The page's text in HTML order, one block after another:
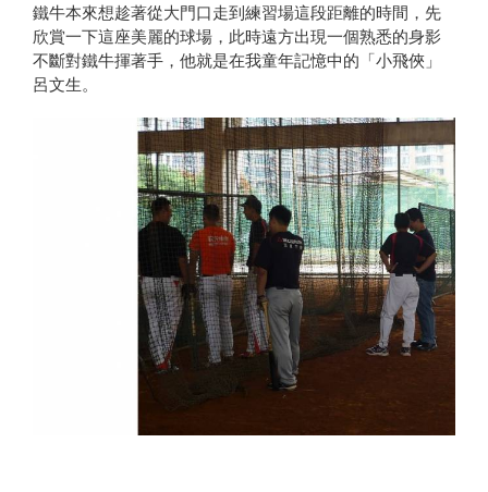
鐵牛本來想趁著從大門口走到練習場這段距離的時間，先
欣賞一下這座美麗的球場，此時遠方出現一個熟悉的身影
不斷對鐵牛揮著手，他就是在我童年記憶中的「小飛俠」
呂文生。